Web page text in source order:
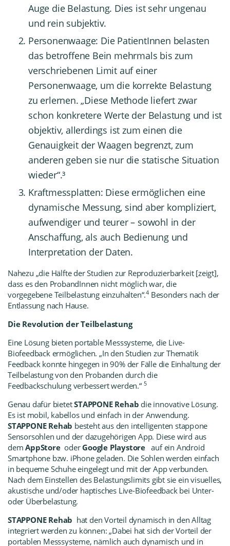
Auge die Belastung. Dies ist sehr ungenau
und rein subjektiv.
Personenwaage: Die PatientInnen belasten
das betroffene Bein mehrmals bis zum
verschriebenen Limit auf einer
Personenwaage, um die korrekte Belastung
zu erlernen. „Diese Methode liefert zwar
schon konkretere Werte der Belastung und ist
objektiv, allerdings ist zum einen die
Genauigkeit der Waagen begrenzt, zum
anderen geben sie nur die statische Situation
wieder“.³
Kraftmessplatten: Diese ermöglichen eine
dynamische Messung, sind aber kompliziert,
aufwendiger und teurer – sowohl in der
Anschaffung, als auch Bedienung und
Interpretation der Daten.
Nahezu „die Hälfte der Studien zur Reproduzierbarkeit [zeigt],
dass es den ProbandInnen nicht möglich war, die
vorgegebene Teilbelastung einzuhalten“.4 Besonders nach der
Entlassung nach Hause.
Die Revolution der Teilbelastung
Eine Lösung bieten portable Messsysteme, die Live-
Biofeedback ermöglichen. „In den Studien zur Thematik
Feedback konnte hingegen in 90% der Fälle die Einhaltung der
Teilbelastung von den Probanden durch die
Feedbackschulung verbessert werden.“ 5
Genau dafür bietetSTAPPONE Rehab die innovative Lösung.
Es ist mobil, kabellos und einfach in der Anwendung.
STAPPONE Rehab besteht aus den intelligenten stappone
Sensorsohlen und der dazugehörigen App. Diese wird aus
demAppStore oderGoogle Playstore auf ein Android
Smartphone bzw. iPhone geladen. Die Sohlen werden einfach
in bequeme Schuhe eingelegt und mit der App verbunden.
Nach dem Einstellen des Belastungslimits gibt sie ein visuelles,
akustische und/oder haptisches Live-Biofeedback bei Unter-
oder Überbelastung.
STAPPONE Rehab hat den Vorteil dynamisch in den Alltag
integriert werden zu können: „Dabei hat sich der Vorteil der
portablen Messsysteme, nämlich auch dynamisch und in